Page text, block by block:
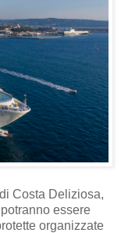
Costa Deliziosa,
essere
organizzate